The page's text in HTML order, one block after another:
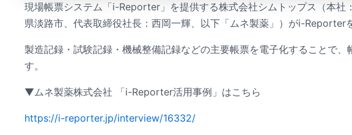
現場帳票システム「i-Reporter」を提供する株式会社シムトップス（本
県淡路市、代表取締役社長：西岡一輝、以下「ムネ製薬」）がi-Reporter
製造記録・試験記録・機械整備記録などの主要帳票を電子化することで
す。
▼ムネ製薬株式会社 「i-Reporter活用事例」はこちら
https://i-reporter.jp/interview/16332/